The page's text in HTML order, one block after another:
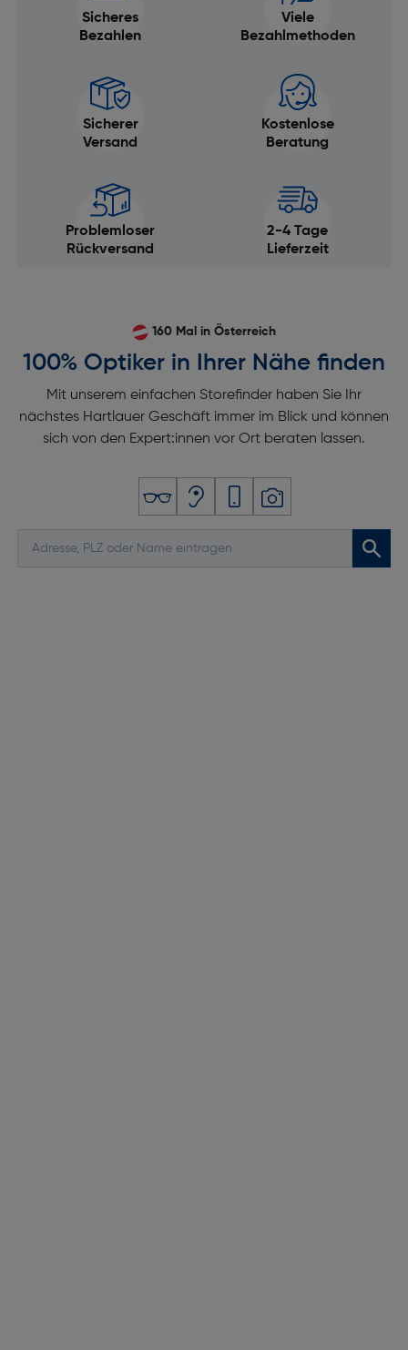
Sicheres
Bezahlen
Viele
Bezahlmethoden
Sicherer
Versand
Kostenlose
Beratung
Problemloser
Rückversand
2-4 Tage
Lieferzeit
160 Mal in Österreich
100% Optiker in Ihrer Nähe finden
Mit unserem einfachen Storefinder haben Sie Ihr
nächstes Hartlauer Geschäft immer im Blick und können
sich von den Expert:innen vor Ort beraten lassen.